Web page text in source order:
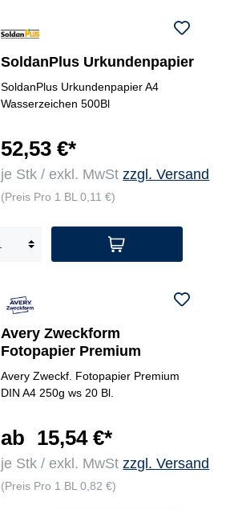
SoldanPlus Urkundenpapier
SoldanPlus Urkundenpapier A4
Wasserzeichen 500Bl
52,53 €*
je Stk / exkl. MwStzzgl. Versand
(Preis Pro 1 BL 0,11 €)
Avery Zweckform
Fotopapier Premium
Avery Zweckf. Fotopapier Premium
DIN A4 250g ws 20 Bl.
ab 15,54 €*
je Stk / exkl. MwStzzgl. Versand
(Preis Pro 1 BL 0,82 €)